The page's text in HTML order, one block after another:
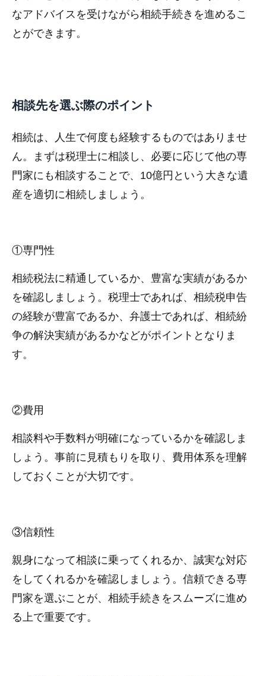
なアドバイスを受けながら相続手続きを進めるこ
とができます。
相談先を選ぶ際のポイント
相続は、人生で何度も経験するものではありませ
ん。まずは税理士に相談し、必要に応じて他の専
門家にも相談することで、10億円という大きな遺
産を適切に相続しましょう。
①専門性
相続税法に精通しているか、豊富な実績があるか
を確認しましょう。税理士であれば、相続税申告
の経験が豊富であるか、弁護士であれば、相続紛
争の解決実績があるかなどがポイントとなりま
す。
②費用
相談料や手数料が明確になっているかを確認しま
しょう。事前に見積もりを取り、費用体系を理解
しておくことが大切です。
③信頼性
親身になって相談に乗ってくれるか、誠実な対応
をしてくれるかを確認しましょう。信頼できる専
門家を選ぶことが、相続手続きをスムーズに進め
る上で重要です。